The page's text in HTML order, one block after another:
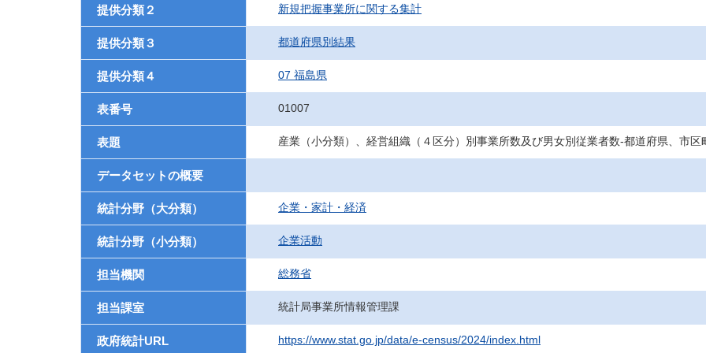
提供分類２ 新規把握事業所に関する集計
提供分類３ 都道府県別結果
提供分類４ 07 福島県
表番号 01007
表題 産業（小分類）、経営組織（４区分）別事業所数及び男女別従業者数‐都道府県、市区
データセットの概要
統計分野（大分類） 企業・家計・経済
統計分野（小分類） 企業活動
担当機関 総務省
担当課室 統計局事業所情報管理課
政府統計URL https://www.stat.go.jp/data/e-census/2024/index.html